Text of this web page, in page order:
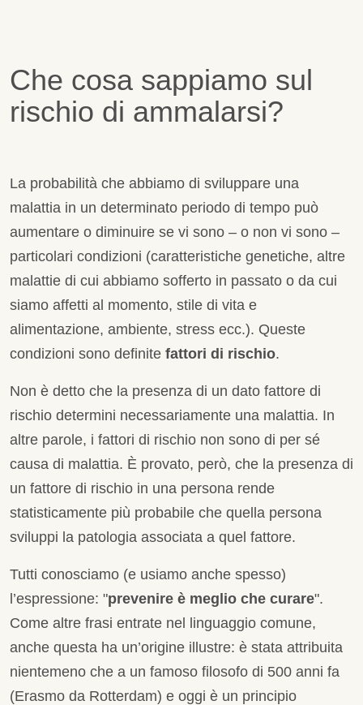
Che cosa sappiamo sul
rischio di ammalarsi?
La probabilità che abbiamo di sviluppare una
malattia in un determinato periodo di tempo può
aumentare o diminuire se vi sono – o non vi sono –
particolari condizioni (caratteristiche genetiche, altre
malattie di cui abbiamo sofferto in passato o da cui
siamo affetti al momento, stile di vita e
alimentazione, ambiente, stress ecc.). Queste
condizioni sono definite fattori di rischio.
Non è detto che la presenza di un dato fattore di
rischio determini necessariamente una malattia. In
altre parole, i fattori di rischio non sono di per sé
causa di malattia. È provato, però, che la presenza di
un fattore di rischio in una persona rende
statisticamente più probabile che quella persona
sviluppi la patologia associata a quel fattore.
Tutti conosciamo (e usiamo anche spesso)
l’espressione: "prevenire è meglio che curare".
Come altre frasi entrate nel linguaggio comune,
anche questa ha un’origine illustre: è stata attribuita
nientemeno che a un famoso filosofo di 500 anni fa
(Erasmo da Rotterdam) e oggi è un principio